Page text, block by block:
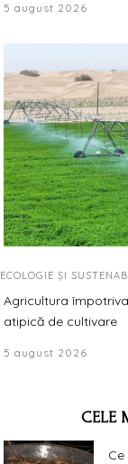
5 august 2026
ECOLOGIE ȘI
Agricultura
atipică de cultivare
5 august 2026
CELE